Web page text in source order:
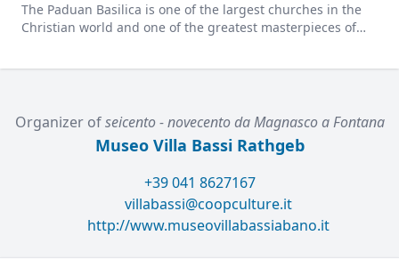
The Paduan Basilica is one of the largest churches in the
Christian world and one of the greatest masterpieces of
Organizer ofseicento - novecento da Magnasco a Fontana
Museo Villa Bassi Rathgeb
+39 041 8627167
villabassi@coopculture.it
http://www.museovillabassiabano.it